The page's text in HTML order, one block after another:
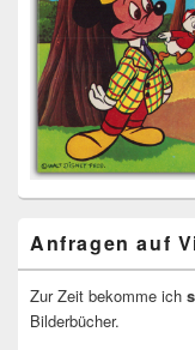
Anfragen auf
Zur Zeit bekomme ich
Bilderbücher.